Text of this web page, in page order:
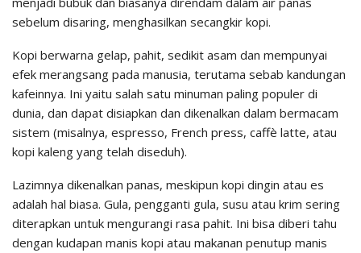
sebelum disaring, menghasilkan secangkir kopi.
Kopi berwarna gelap, pahit, sedikit asam dan mempunyai
efek merangsang pada manusia, terutama sebab kandungan
kafeinnya. Ini yaitu salah satu minuman paling populer di
dunia, dan dapat disiapkan dan dikenalkan dalam bermacam
sistem (misalnya, espresso, French press, caffè latte, atau
kopi kaleng yang telah diseduh).
Lazimnya dikenalkan panas, meskipun kopi dingin atau es
adalah hal biasa. Gula, pengganti gula, susu atau krim sering
diterapkan untuk mengurangi rasa pahit. Ini bisa diberi tahu
dengan kudapan manis kopi atau makanan penutup manis